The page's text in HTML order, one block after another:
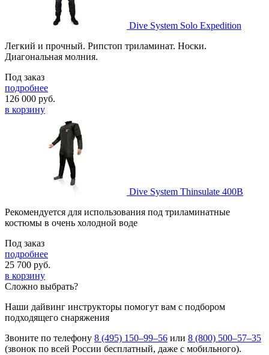
Dive System Solo Expedition
Легкий и прочный. Рипстоп триламинат. Носки.
Диагональная молния.
Под заказ
подробнее
126 000 руб.
в корзину
Dive System Thinsulate 400B
Рекомендуется для использования под триламинатные
костюмы в очень холодной воде
Под заказ
подробнее
25 700 руб.
в корзину
Сложно выбрать?
Наши дайвинг инструкторы помогут вам с подбором
подходящего снаряжения
Звоните по телефону 8 (495) 150–99–56 или 8 (800) 500–57–35
(звонок по всей России бесплатный, даже с мобильного).